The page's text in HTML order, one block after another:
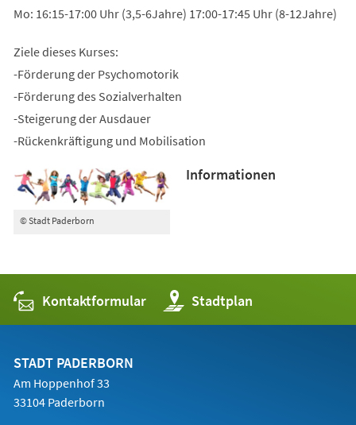
Mo: 16:15-17:00 Uhr (3,5-6Jahre) 17:00-17:45 Uhr (8-12Jahre)
Ziele dieses Kurses:
-Förderung der Psychomotorik
-Förderung des Sozialverhalten
-Steigerung der Ausdauer
-Rückenkräftigung und Mobilisation
© Stadt Paderborn
Informationen
Kontaktformular Stadtplan
(Öffnet
in
einem
STADT PADERBORN
Am Hoppenhof 33
33104 Paderborn